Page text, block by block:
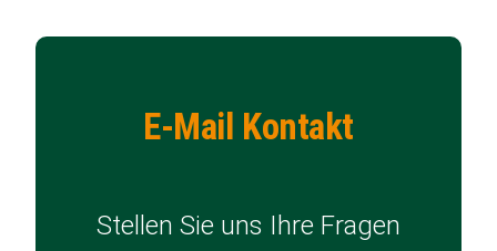
E-Mail Kontakt
Stellen Sie uns Ihre Fragen